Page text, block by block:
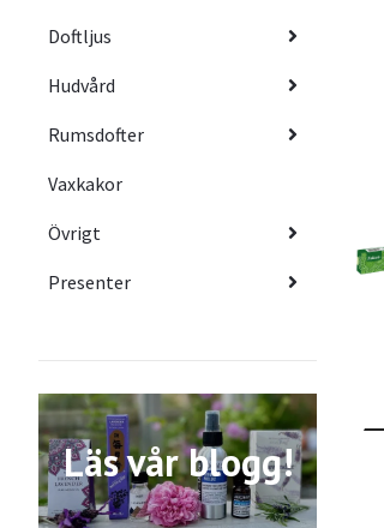
Doftljus
Hudvård
Rumsdofter
Vaxkakor
Övrigt
Presenter
Läs vår blogg!